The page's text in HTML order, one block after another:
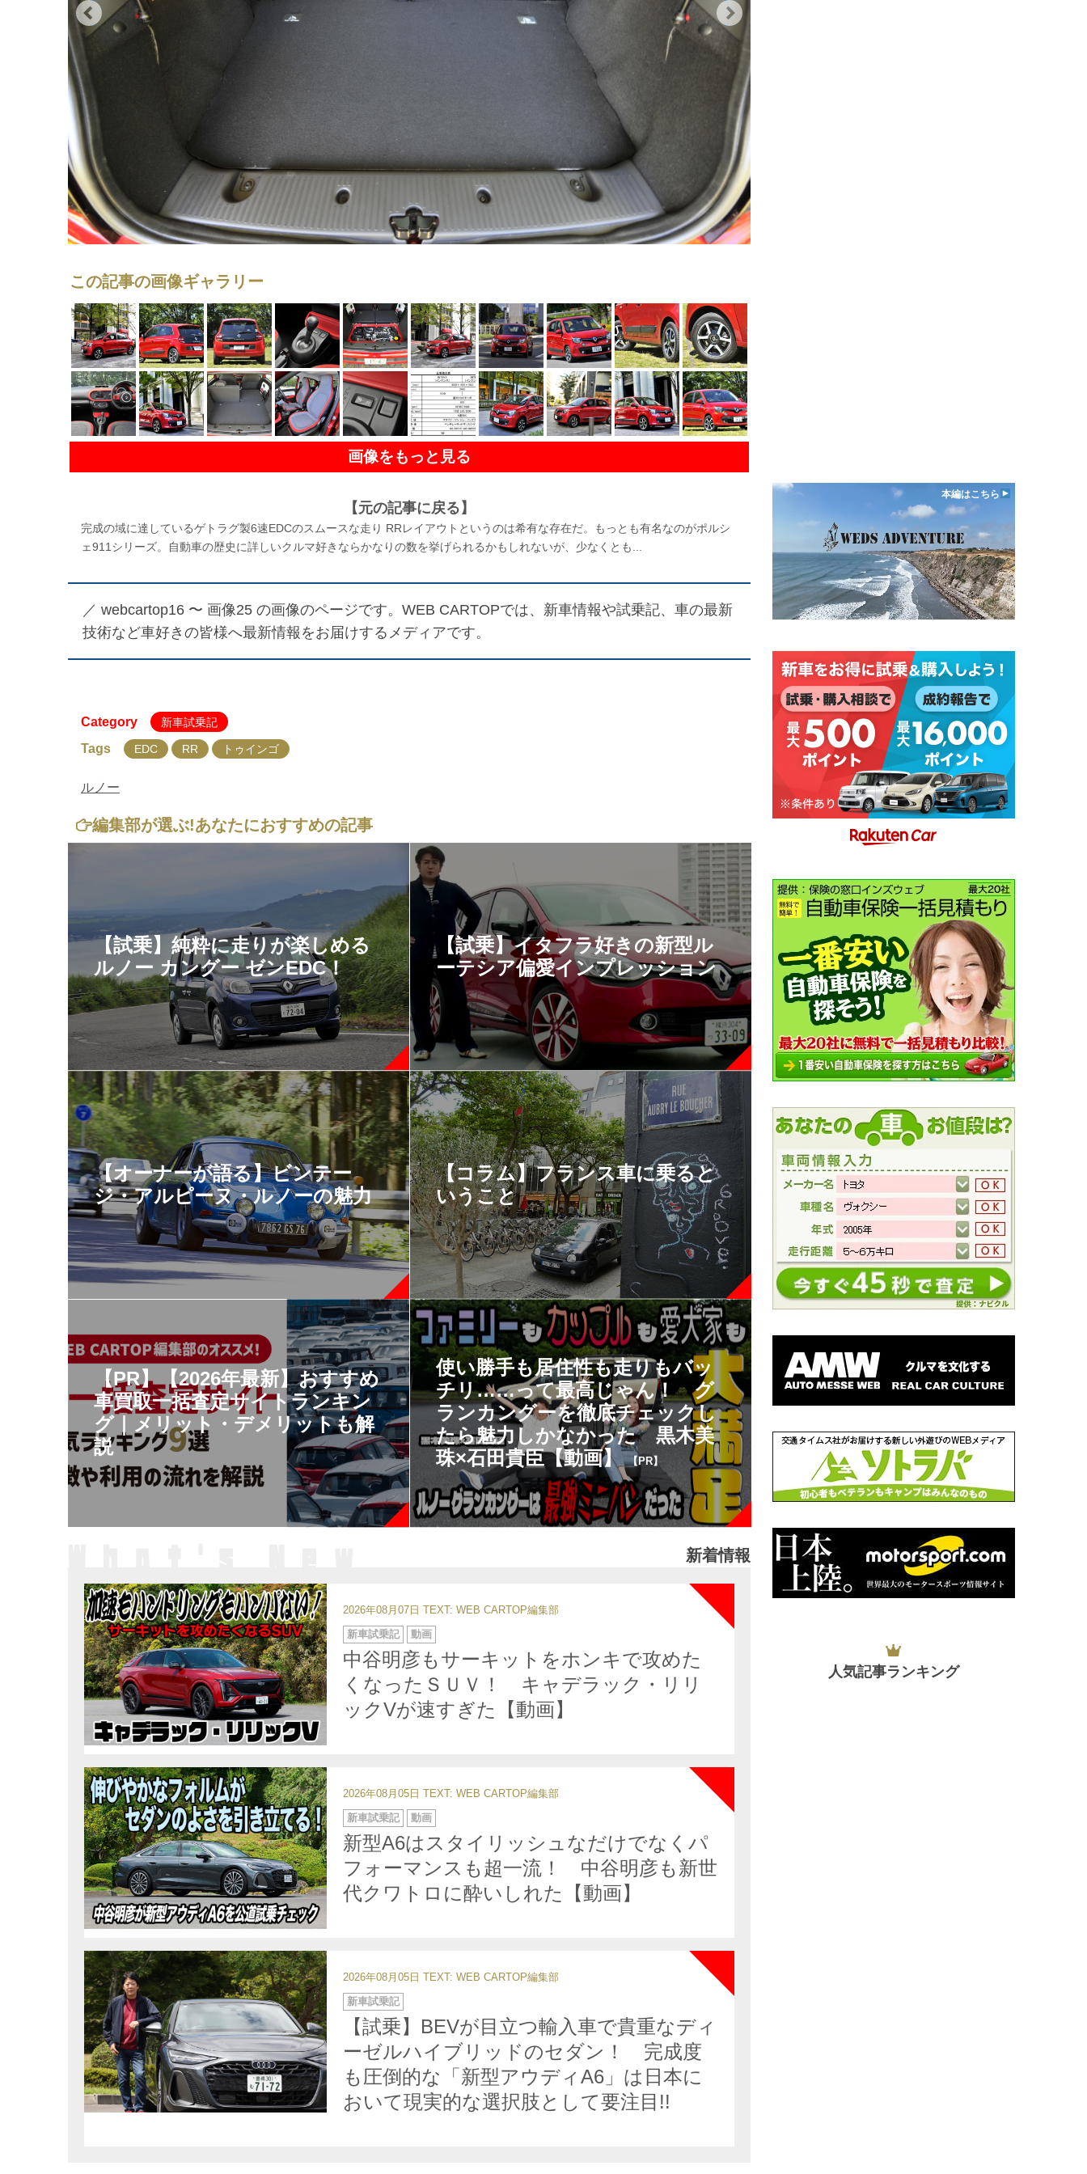
この記事の画像ギャラリー
画像をもっと見る
【元の記事に戻る】
完成の域に達しているゲトラグ製6速EDCのスムースな走り RRレイアウトというのは希有な存在だ。もっとも有名なのがポルシ
ェ911シリーズ。自動車の歴史に詳しいクルマ好きならかなりの数を挙げられるかもしれないが、少なくとも...
／ webcartop16 〜 画像25 の画像のページです。WEB CARTOPでは、新車情報や試乗記、車の最新
技術など車好きの皆様へ最新情報をお届けするメディアです。
Category 新車試乗記
Tags EDC RR トゥインゴ
ルノー
編集部が選ぶ!あなたにおすすめの記事
【試乗】純粋に走りが楽しめる
ルノー カングー ゼンEDC！
【試乗】イタフラ好きの新型ル
ーテシア偏愛インプレッション
【オーナーが語る】ビンテー
ジ・アルピーヌ・ルノーの魅力
【コラム】フランス車に乗ると
いうこと
【PR】【2026年最新】おすすめ
車買取一括査定サイトランキン
グ｜メリット・デメリットも解
説
使い勝手も居住性も走りもバッ
チリ……って最高じゃん！ グ
ランカングーを徹底チェックし
たら魅力しかなかった 黒木美
珠×石田貴臣【動画】【PR】
新着情報
NEW
2026年08月07日 TEXT: WEB CARTOP編集部
中谷明彦もサーキットをホンキで攻めた
くなったＳＵＶ！ キャデラック・リリ
ックVが速すぎた【動画】
カ
テ
ゴ
リ
ー
新車試乗記 動画
2026年08月05日 TEXT: WEB CARTOP編集部
新型A6はスタイリッシュなだけでなくパ
フォーマンスも超一流！ 中谷明彦も新世
代クワトロに酔いしれた【動画】
カ
テ
ゴ
リ
ー
新車試乗記 動画
2026年08月05日 TEXT: WEB CARTOP編集部
【試乗】BEVが目立つ輸入車で貴重なディ
ーゼルハイブリッドのセダン！ 完成度
も圧倒的な「新型アウディA6」は日本に
おいて現実的な選択肢として要注目!!
カ
テ新車試乗記
本編はこちら
人気記事ランキング